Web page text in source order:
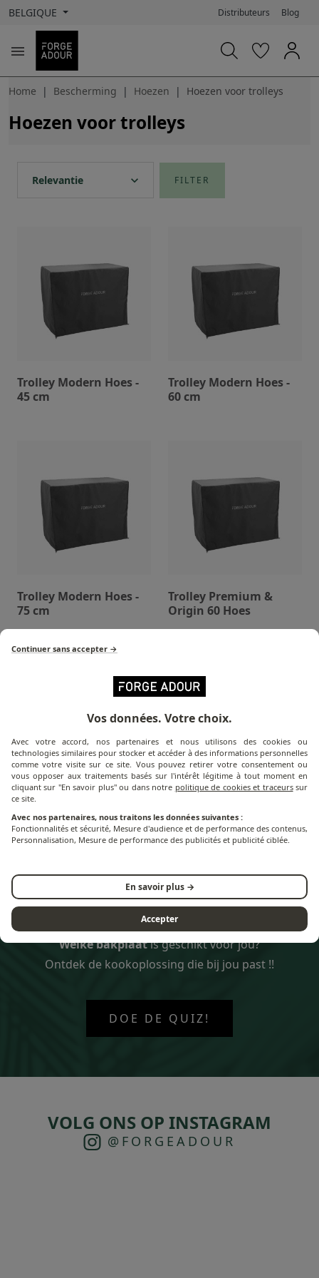
BELGIQUE Distributeurs Blog

Home Bescherming Hoezen Hoezen voor trolleys
Hoezen voor trolleys
Relevantie expand_more FILTER
Trolley Modern Hoes -
45 cm
Trolley Modern Hoes -
60 cm
Trolley Modern Hoes -
75 cm
Trolley Premium &
Origin 60 Hoes
Origin 75 Hoes
Roltafel TRA Hoes
Welke bakplaatis geschikt voor jou?
Ontdek de kookoplossing die bij jou past !!
DOE DE QUIZ!
VOLG ONS OP INSTAGRAM
@FORGEADOUR
Continuer sans accepter →
Vos données. Votre choix.
Avec votre accord, nos partenaires et nous utilisons des cookies ou
technologies similaires pour stocker et accéder à des informations personnelles
comme votre visite sur ce site. Vous pouvez retirer votre consentement ou
vous opposer aux traitements basés sur l'intérêt légitime à tout moment en
cliquant sur "En savoir plus" ou dans notre politique de cookies et traceurssur
ce site.
Avec nos partenaires, nous traitons les données suivantes :
Fonctionnalités et sécurité, Mesure d'audience et de performance des contenus,
Personnalisation, Mesure de performance des publicités et publicité ciblée.
En savoir plus →
Accepter